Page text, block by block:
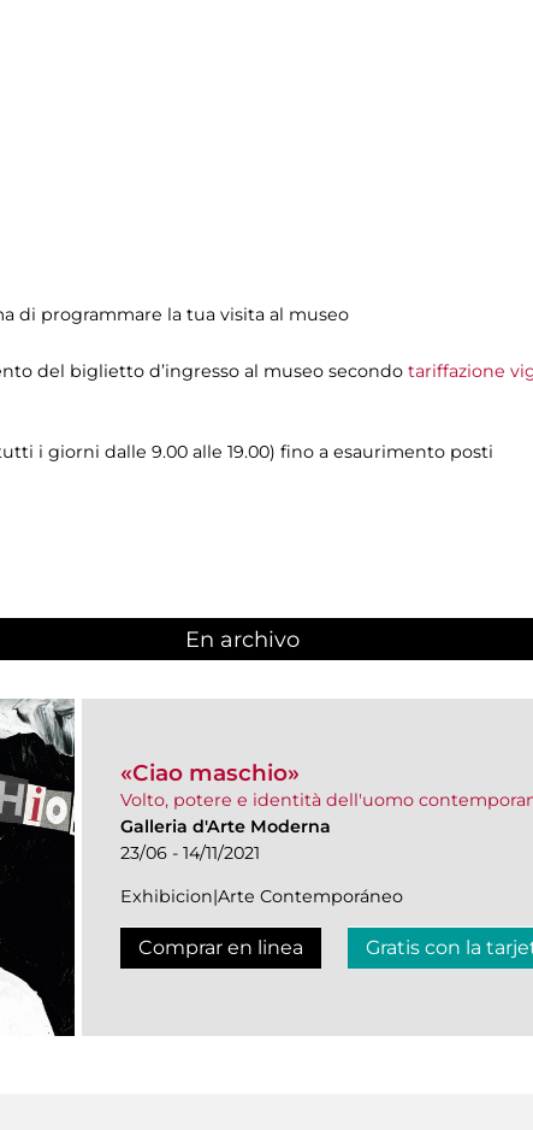
di programmare la tua visita al museo
del biglietto d’ingresso al museo secondo tariffazione
i giorni dalle 9.00 alle 19.00) fino a esaurimento posti
En archivo
«Ciao maschio»
Volto, potere e identità dell'uomo
Galleria d'Arte Moderna
23/06 - 14/11/2021
Exhibicion|Arte Contemporáneo
Comprar en linea Gratis con la